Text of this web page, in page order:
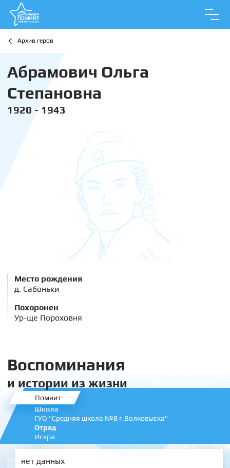
Архив геров
Абрамович Ольга
Степановна
1920 - 1943
Место рождения
д. Сабоньки
Похоронен
Ур-ще Пороховня
Воспоминания
и истории из жизни
Помнит
Школа
ГУО "Средняя школа №8 г.Волковыска"
Отряд
Искра
нет данных